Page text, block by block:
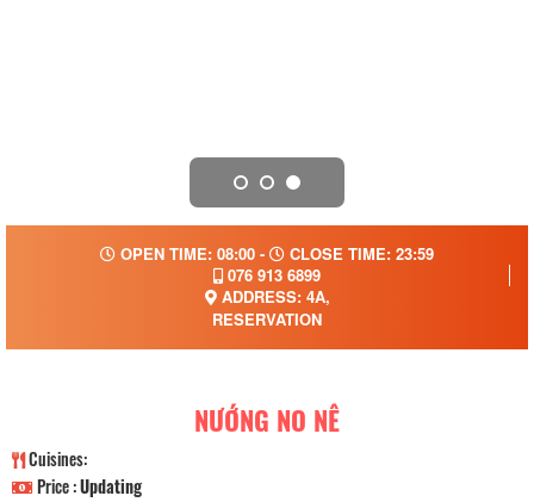
OPEN TIME: 08:00 -
CLOSE TIME: 23:59
076 913 6899
ADDRESS: 4A,
RESERVATION
NƯỚNG NO NÊ
Cuisines:
Price :Updating